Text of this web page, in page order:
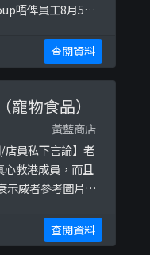
唔俾員工8月5請
page/1
查閱資料
物食品）
黃藍商店
店員私下言論】老
救港成員，而且
示威者參考圖片：
ibb.co/7j4R9L
查閱資料